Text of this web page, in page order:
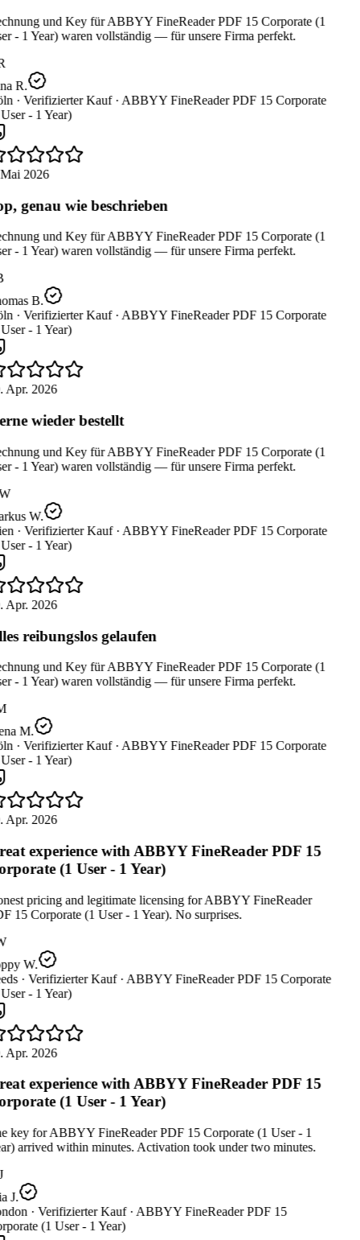
und Key für ABBYY FineReader PDF 15 Corporate (1
- 1 Year) waren vollständig — für unsere Firma perfekt.
R.
· Verifizierter Kauf ·ABBYY FineReader PDF 15 Corporate
- 1 Year)
2026
genau wie beschrieben
und Key für ABBYY FineReader PDF 15 Corporate (1
- 1 Year) waren vollständig — für unsere Firma perfekt.
B.
· Verifizierter Kauf ·ABBYY FineReader PDF 15 Corporate
- 1 Year)
Apr. 2026
wieder bestellt
und Key für ABBYY FineReader PDF 15 Corporate (1
- 1 Year) waren vollständig — für unsere Firma perfekt.
W.
· Verifizierter Kauf ·ABBYY FineReader PDF 15 Corporate
- 1 Year)
Apr. 2026
reibungslos gelaufen
und Key für ABBYY FineReader PDF 15 Corporate (1
- 1 Year) waren vollständig — für unsere Firma perfekt.
M.
· Verifizierter Kauf ·ABBYY FineReader PDF 15 Corporate
- 1 Year)
Apr. 2026
experience with ABBYY FineReader PDF 15
(1 User - 1 Year)
pricing and legitimate licensing for ABBYY FineReader
15 Corporate (1 User - 1 Year). No surprises.
W.
· Verifizierter Kauf ·ABBYY FineReader PDF 15 Corporate
- 1 Year)
Apr. 2026
experience with ABBYY FineReader PDF 15
(1 User - 1 Year)
key for ABBYY FineReader PDF 15 Corporate (1 User - 1
arrived within minutes. Activation took under two minutes.
J.
· Verifizierter Kauf ·ABBYY FineReader PDF 15
(1 User - 1 Year)